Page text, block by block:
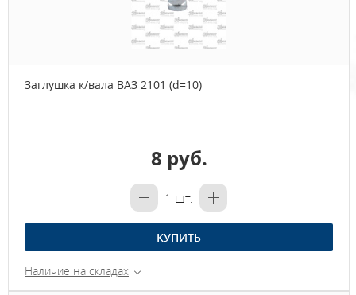
Заглушка к/вала ВАЗ 2101 (d=10)
8 руб.
1 шт.
КУПИТЬ
Наличие на складах